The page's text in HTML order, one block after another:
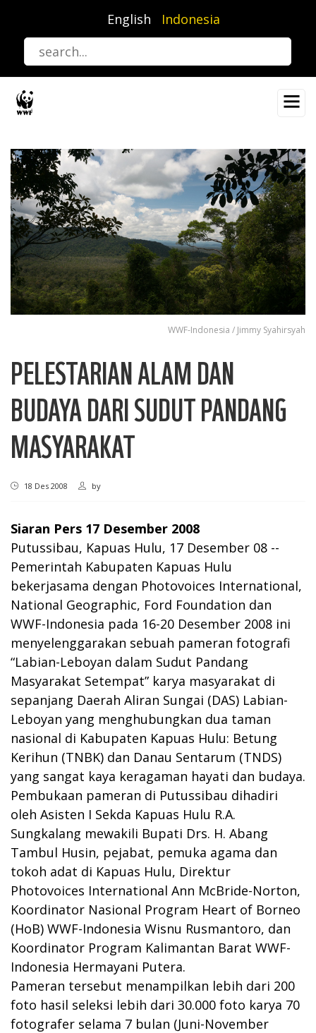
utama
English Indonesia
WWF-Indonesia / Jimmy Syahirsyah
PELESTARIAN ALAM DAN
BUDAYA DARI SUDUT PANDANG
MASYARAKAT
18 Des 2008 by
Siaran Pers 17 Desember 2008
Putussibau, Kapuas Hulu, 17 Desember 08 --
Pemerintah Kabupaten Kapuas Hulu
bekerjasama dengan Photovoices International,
National Geographic, Ford Foundation dan
WWF-Indonesia pada 16-20 Desember 2008 ini
menyelenggarakan sebuah pameran fotografi
“Labian-Leboyan dalam Sudut Pandang
Masyarakat Setempat” karya masyarakat di
sepanjang Daerah Aliran Sungai (DAS) Labian-
Leboyan yang menghubungkan dua taman
nasional di Kabupaten Kapuas Hulu: Betung
Kerihun (TNBK) dan Danau Sentarum (TNDS)
yang sangat kaya keragaman hayati dan budaya.
Pembukaan pameran di Putussibau dihadiri
oleh Asisten I Sekda Kapuas Hulu R.A.
Sungkalang mewakili Bupati Drs. H. Abang
Tambul Husin, pejabat, pemuka agama dan
tokoh adat di Kapuas Hulu, Direktur
Photovoices International Ann McBride-Norton,
Koordinator Nasional Program Heart of Borneo
(HoB) WWF-Indonesia Wisnu Rusmantoro, dan
Koordinator Program Kalimantan Barat WWF-
Indonesia Hermayani Putera.
Pameran tersebut menampilkan lebih dari 200
foto hasil seleksi lebih dari 30.000 foto karya 70
fotografer selama 7 bulan (Juni-November